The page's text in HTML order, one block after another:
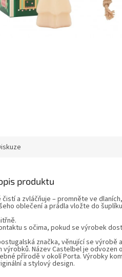
produktu
a zvláčňuje – promněte ve
oblečení a prádla vložte do
s očima, pokud se výrobek
značka, věnující se výrobě
Název Castelbel je odvozen
přírodě v okolí Porta. Výrobky
a stylový design.